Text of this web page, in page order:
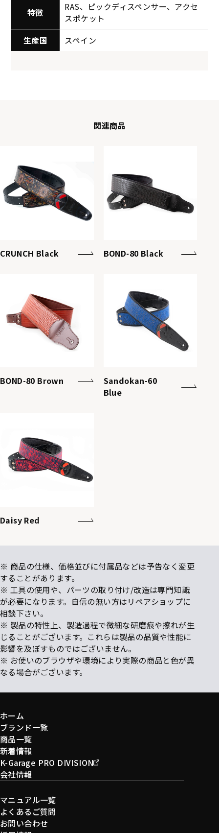
Blue
特徴
RAS、ピックディスペンサー、アクセ
スポケット
生産国
スペイン
関連商品
CRUNCH Black BOND-80 Black
BOND-80 Brown
Sandokan-60
Blue
Daisy Red
※ 商品の仕様、価格並びに付属品などは予告なく変更
することがあります。
※ 工具の使用や、パーツの取り付け/改造は専門知識
が必要になります。自信の無い方はリペアショップに
相談下さい。
※ 製品の特性上、製造過程で微細な研磨痕や擦れが生
じることがございます。これらは製品の品質や性能に
影響を及ぼすものではございません。
※ お使いのブラウザや環境により実際の商品と色が異
なる場合がございます。
ホーム
ブランド一覧
商品一覧
新着情報
K-Garage PRO DIVISION
会社情報
マニュアル一覧
よくあるご質問
お問い合わせ